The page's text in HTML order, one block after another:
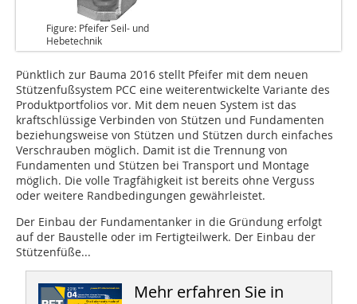
Figure: Pfeifer Seil- und
Hebetechnik
Pünktlich zur Bauma 2016 stellt Pfeifer mit dem neuen
Stützenfußsystem PCC eine weiterentwickelte Variante des
Produktportfolios vor. Mit dem neuen System ist das
kraftschlüssige Verbinden von Stützen und Fundamenten
beziehungsweise von Stützen und Stützen durch einfaches
Verschrauben möglich. Damit ist die Trennung von
Fundamenten und Stützen bei Transport und Montage
möglich. Die volle Tragfähigkeit ist bereits ohne Verguss
oder weitere Randbedingungen gewährleistet.
Der Einbau der Fundamentanker in die Gründung erfolgt
auf der Baustelle oder im Fertigteilwerk. Der Einbau der
Stützenfüße...
Mehr erfahren Sie in